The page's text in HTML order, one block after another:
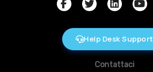
Help Desk Support
Contattaci